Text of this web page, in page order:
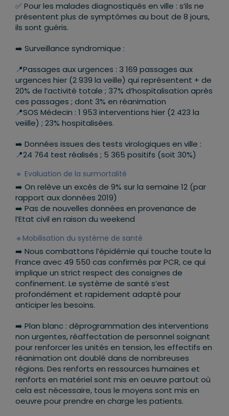
✅ Pour les malades diagnostiqués en ville : s’ils ne
présentent plus de symptômes au bout de 8 jours,
ils sont guéris.
➡️ Surveillance syndromique :
📍Passages aux urgences : 3 169 passages aux
urgences hier (2 939 la veille) qui représentent + de
20% de l’activité totale ; 37% d’hospitalisation après
ces passages ; dont 3% en réanimation
📍SOS Médecin : 1 953 interventions hier (2 423 la
veiille) ; 23% hospitalisées.
➡️ Données issues des tests virologiques en ville :
📍24 764 test réalisés ; 5 365 positifs (soit 30%)
🔹 Evaluation de la surmortalité
➡️ On relève un excès de 9% sur la semaine 12 (par
rapport aux données 2019)
➡️ Pas de nouvelles données en provenance de
l’Etat civil en raison du weekend
🔹 Mobilisation du système de santé
➡️ Nous combattons l’épidémie qui touche toute la
France avec 49 550 cas confirmés par PCR, ce qui
implique un strict respect des consignes de
confinement. Le système de santé s’est
profondément et rapidement adapté pour
anticiper les besoins.
➡️ Plan blanc : déprogrammation des interventions
non urgentes, réaffectation de personnel soignant
pour renforcer les unités en tension, les effectifs en
réanimation ont doublé dans de nombreuses
régions. Des renforts en ressources humaines et
renforts en matériel sont mis en oeuvre partout où
cela est nécessaire, tous le moyens sont mis en
oeuvre pour prendre en charge les patients.